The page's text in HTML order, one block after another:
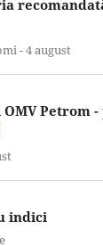
-4 august
Petrom
indici